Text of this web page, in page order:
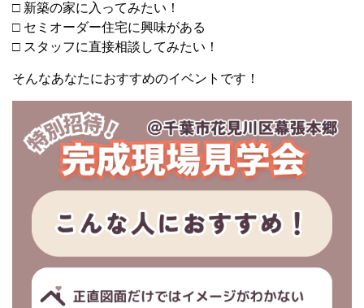
□ 新築の家に入ってみたい！
□ セミオーダー住宅に興味がある
□ スタッフに直接相談してみたい！
そんなあなたにおすすめのイベントです！